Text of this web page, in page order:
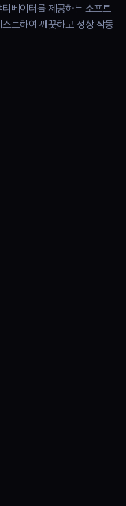
베이터를 제공하는 소프트
트하여 깨끗하고 정상 작동